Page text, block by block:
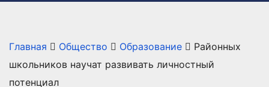
Главная Общество Образование
Районных
школьников научат развивать личностный
потенциал